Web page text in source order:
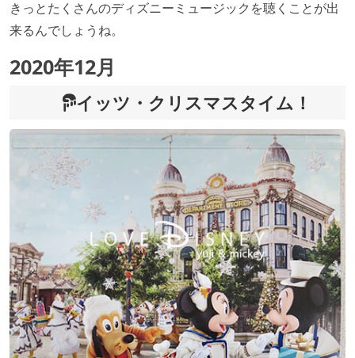
きっとたくさんのディズニーミュージックを聴くことが出
来るんでしょうね。
2020年12月
イッツ・クリスマスタイム！